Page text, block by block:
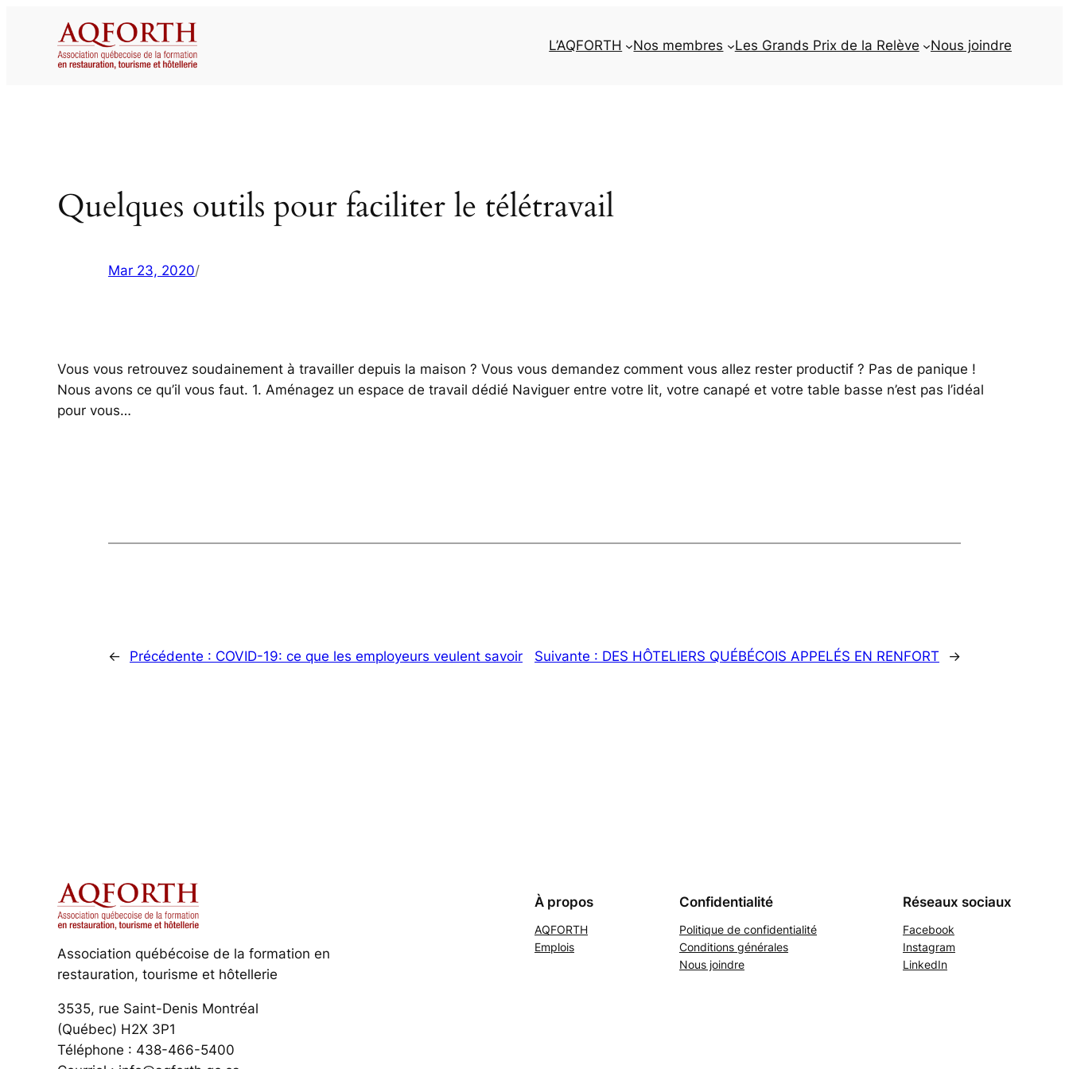
L’AQFORTH Nos membres Les Grands Prix de la Relève Nous joindre
Quelques outils pour faciliter le télétravail
Mar 23, 2020/
Vous vous retrouvez soudainement à travailler depuis la maison ? Vous vous demandez comment vous allez rester productif ? Pas de panique !
Nous avons ce qu’il vous faut. 1. Aménagez un espace de travail dédié Naviguer entre votre lit, votre canapé et votre table basse n’est pas l’idéal
pour vous…
← Précédente : COVID-19: ce que les employeurs veulent savoir Suivante : DES HÔTELIERS QUÉBÉCOIS APPELÉS EN RENFORT →
Association québécoise de la formation en
restauration, tourisme et hôtellerie
3535, rue Saint-Denis Montréal
(Québec) H2X 3P1
Téléphone : 438-466-5400
À propos
AQFORTH
Emplois
Confidentialité
Politique de confidentialité
Conditions générales
Nous joindre
Réseaux sociaux
Facebook
Instagram
LinkedIn